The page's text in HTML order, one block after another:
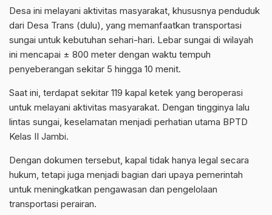
Desa ini melayani aktivitas masyarakat, khususnya penduduk
dari Desa Trans (dulu), yang memanfaatkan transportasi
sungai untuk kebutuhan sehari-hari. Lebar sungai di wilayah
ini mencapai ± 800 meter dengan waktu tempuh
penyeberangan sekitar 5 hingga 10 menit.
Saat ini, terdapat sekitar 119 kapal ketek yang beroperasi
untuk melayani aktivitas masyarakat. Dengan tingginya lalu
lintas sungai, keselamatan menjadi perhatian utama BPTD
Kelas II Jambi.
Dengan dokumen tersebut, kapal tidak hanya legal secara
hukum, tetapi juga menjadi bagian dari upaya pemerintah
untuk meningkatkan pengawasan dan pengelolaan
transportasi perairan.